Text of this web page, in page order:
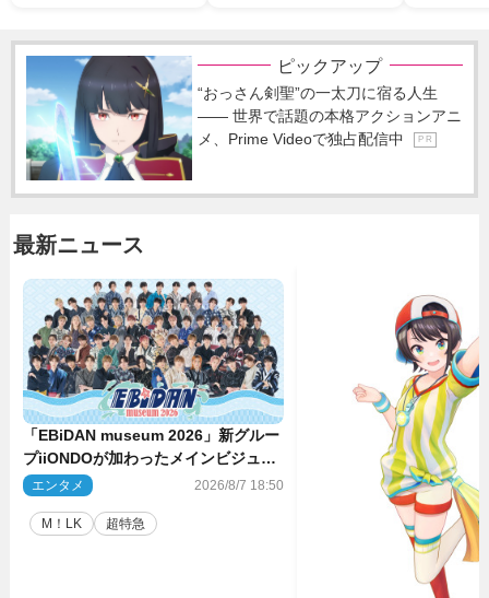
ピックアップ
“おっさん剣聖”の一太刀に宿る人生
―― 世界で話題の本格アクションアニ
メ、Prime Videoで独占配信中
P R
最新ニュース
「EBiDAN museum 2026」新グルー
プiiONDOが加わったメインビジュア
ル公開！ 開催記念グッズラインナッ
エンタメ 2026/8/7 18:50
M！LK 超特急